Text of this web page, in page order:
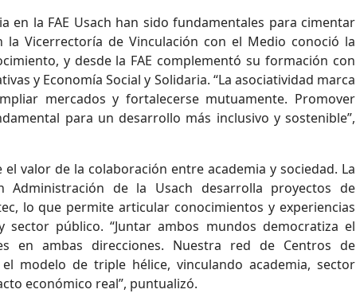
en la FAE Usach han sido fundamentales para cimentar
Vicerrectoría de Vinculación con el Medio conoció la
y desde la FAE complementó su formación con
y Economía Social y Solidaria. “La asociatividad marca
mercados y fortalecerse mutuamente. Promover
para un desarrollo más inclusivo y sostenible”,
valor de la colaboración entre academia y sociedad. La
Administración de la Usach desarrolla proyectos de
lo que permite articular conocimientos y experiencias
sector público. “Juntar ambos mundos democratiza el
en ambas direcciones. Nuestra red de Centros de
modelo de triple hélice, vinculando academia, sector
económico real”, puntualizó.